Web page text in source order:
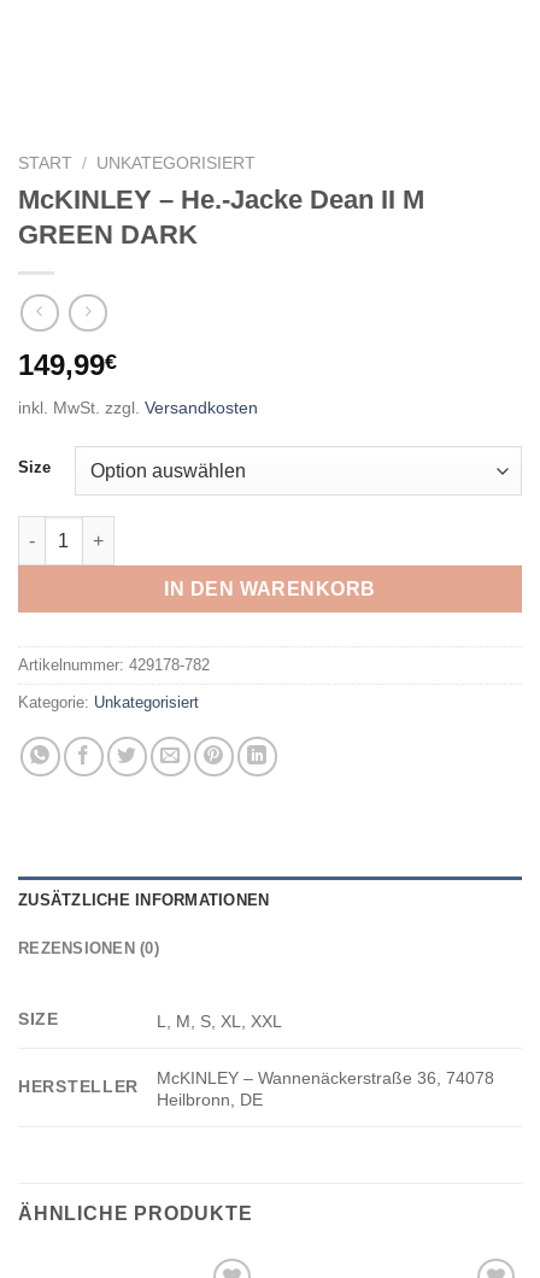
START / UNKATEGORISIERT
McKINLEY – He.-Jacke Dean II M
GREEN DARK
149,99€
inkl. MwSt. zzgl. Versandkosten
Size
McKINLEY - He.-Jacke Dean II M GREEN DARK Menge
IN DEN WARENKORB
Artikelnummer: 429178-782
Kategorie: Unkategorisiert
ZUSÄTZLICHE INFORMATIONEN
REZENSIONEN (0)
SIZE L, M, S, XL, XXL
HERSTELLER
McKINLEY – Wannenäckerstraße 36, 74078
Heilbronn, DE
ÄHNLICHE PRODUKTE